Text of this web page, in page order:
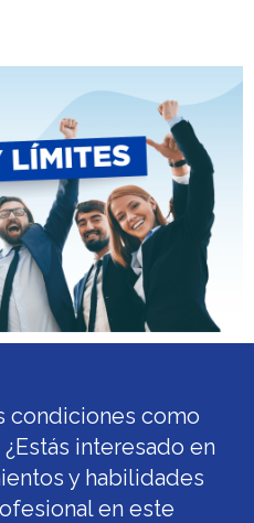
condiciones como
interesado en
y habilidades
en este